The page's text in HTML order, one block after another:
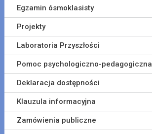
Egzamin ósmoklasisty
Projekty
Laboratoria Przyszłości
Pomoc psychologiczno-pedagogiczna
Deklaracja dostępności
Klauzula informacyjna
Zamówienia publiczne